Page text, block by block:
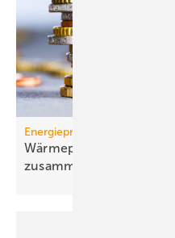
Energiepreise
Wärmepumpen-
zusammensetzt